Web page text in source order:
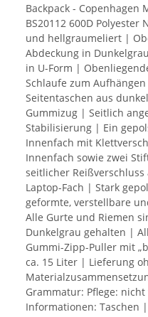
Backpack - Copenhagen
BS20112 600D Polyester
und hellgraumeliert |
Abdeckung in
in U-Form |
Schlaufe zum
Seitentaschen aus
Gummizug | Seitlich
Stabilisierung | Ein
Innenfach mit
Innenfach sowie zwei
seitlicher
Laptop-Fach | Stark
geformte, verstellbare
Alle Gurte und Riemen
Dunkelgrau gehalten |
Gummi-Zipp-Puller mit
ca. 15 Liter | Lieferung
Grammatur: Pflege:
Informationen: